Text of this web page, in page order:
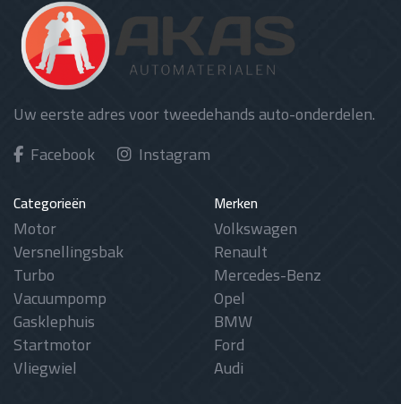
Uw eerste adres voor tweedehands auto-onderdelen.
Facebook
Instagram
Categorieën
Motor
Versnellingsbak
Turbo
Vacuumpomp
Gasklephuis
Startmotor
Vliegwiel
Merken
Volkswagen
Renault
Mercedes-Benz
Opel
BMW
Ford
Audi